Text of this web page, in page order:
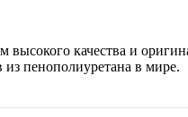
качества и
пенополиуретана в мире.